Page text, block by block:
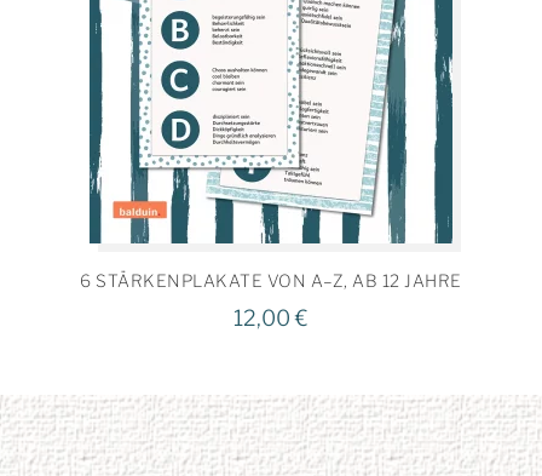
6 STÄRKENPLAKATE VON A–Z, AB 12 JAHRE
12,00€